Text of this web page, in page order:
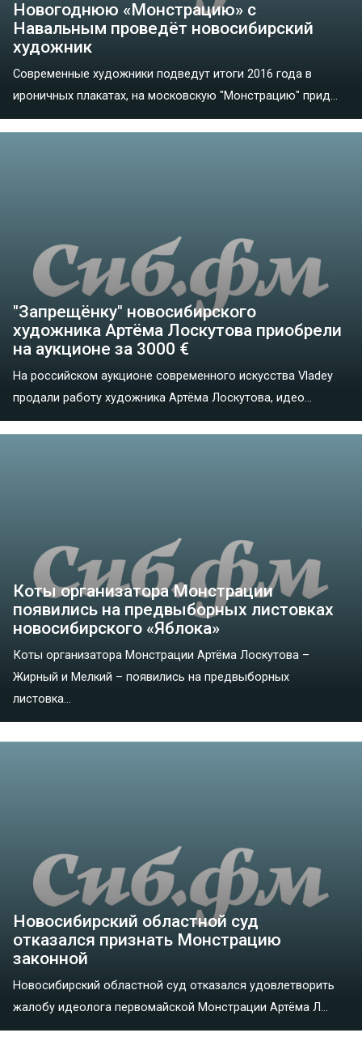
Новогоднюю «Монстрацию» с
Навальным проведёт новосибирский
художник
Современные художники подведут итоги 2016 года в
ироничных плакатах, на московскую "Монстрацию" прид...
"Запрещёнку" новосибирского
художника Артёма Лоскутова приобрели
на аукционе за 3000 €
На российском аукционе современного искусства Vladey
продали работу художника Артёма Лоскутова, идео...
Коты организатора Монстрации
появились на предвыборных листовках
новосибирского «Яблока»
Коты организатора Монстрации Артёма Лоскутова –
Жирный и Мелкий – появились на предвыборных
листовка...
Новосибирский областной суд
отказался признать Монстрацию
законной
Новосибирский областной суд отказался удовлетворить
жалобу идеолога первомайской Монстрации Артёма Л...